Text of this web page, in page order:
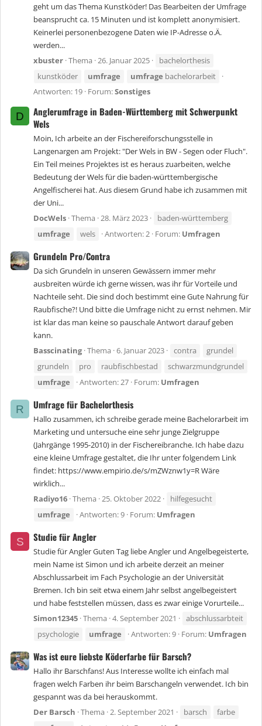
geht um das Thema Kunstköder! Das Bearbeiten der Umfrage
beansprucht ca. 15 Minuten und ist komplett anonymisiert.
Keinerlei personenbezogene Daten wie IP-Adresse o.Ä.
werden...
xbuster Thema 26. Januar 2025
bachelorthesis
kunstköder
umfrage umfrage bachelorarbeit
Antworten: 19 Forum:Sonstiges
D
Anglerumfrage in Baden-Württemberg mit Schwerpunkt
Wels
Moin, Ich arbeite an der Fischereiforschungsstelle in
Langenargen am Projekt: "Der Wels in BW - Segen oder Fluch".
Ein Teil meines Projektes ist es heraus zuarbeiten, welche
Bedeutung der Wels für die baden-württembergische
Angelfischerei hat. Aus diesem Grund habe ich zusammen mit
der Uni...
DocWels Thema 28. März 2023
baden-württemberg
umfrage
wels Antworten: 2 Forum: Umfragen
Grundeln Pro/Contra
Da sich Grundeln in unseren Gewässern immer mehr
ausbreiten würde ich gerne wissen, was ihr für Vorteile und
Nachteile seht. Die sind doch bestimmt eine Gute Nahrung für
Raubfische?! Und bitte die Umfrage nicht zu ernst nehmen. Mir
ist klar das man keine so pauschale Antwort darauf geben
kann.
Basscinating Thema 6. Januar 2023 contra
grundel
grundeln
pro raubfischbestad
schwarzmundgrundel
umfrage
Antworten: 27 Forum: Umfragen
R Umfrage für Bachelorthesis
Hallo zusammen, ich schreibe gerade meine Bachelorarbeit im
Marketing und untersuche eine sehr junge Zielgruppe
(Jahrgänge 1995-2010) in der Fischereibranche. Ich habe dazu
eine kleine Umfrage gestaltet, die Ihr unter folgendem Link
findet: https://www.empirio.de/s/mZWznw1y=R Wäre
wirklich...
Radiyo16 Thema 25. Oktober 2022
hilfegesucht
umfrage
Antworten: 9 Forum: Umfragen
S Studie für Angler
Studie für Angler Guten Tag liebe Angler und Angelbegeisterte,
mein Name ist Simon und ich arbeite derzeit an meiner
Abschlussarbeit im Fach Psychologie an der Universität
Bremen. Ich bin seit etwa einem Jahr selbst angelbegeistert
und habe feststellen müssen, dass es zwar einige Vorurteile...
Simon12345 Thema 4. September 2021
abschlussarbteit
psychologie
umfrage Antworten: 9 Forum: Umfragen
Was ist eure liebste Köderfarbe für Barsch?
Hallo ihr Barschfans! Aus Interesse wollte ich einfach mal
fragen welch Farben ihr beim Barschangeln verwendet. Ich bin
gespannt was da bei herauskommt.
Der Barsch Thema 2. September 2021 barsch
farbe